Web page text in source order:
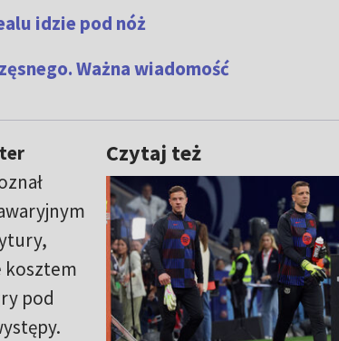
idzie pod nóż
Ważna wiadomość
Czytaj też
kosztem
pod